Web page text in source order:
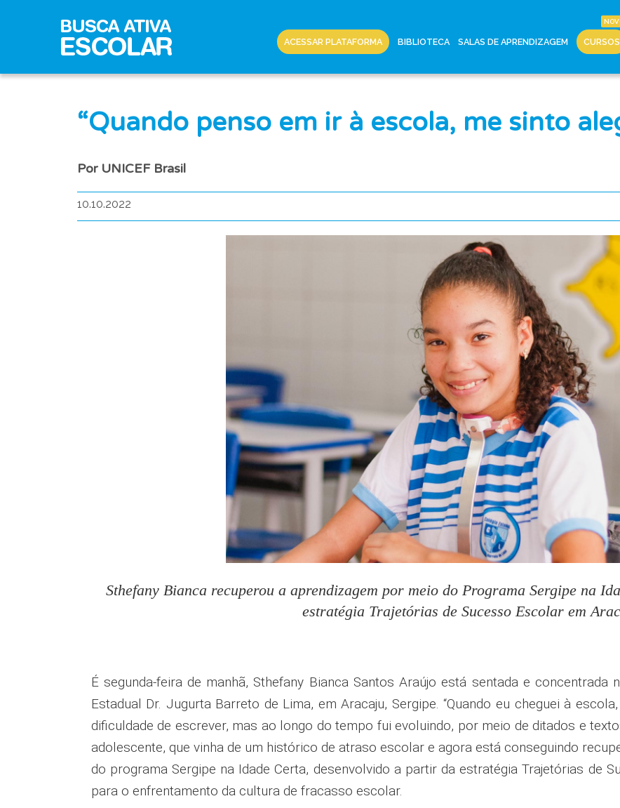
ACESSAR PLATAFORMA BIBLIOTECA SALAS DE APRENDIZAGEM CURSOS
“Quando penso em ir à escola, me sinto
Por UNICEF Brasil
10.10.2022
Sthefany Bianca recuperou a aprendizagem por meio do Programa Sergipe na
estratégia Trajetórias de Sucesso Escolar em
É segunda-feira de manhã, Sthefany Bianca Santos Araújo está sentada e
Estadual Dr. Jugurta Barreto de Lima, em Aracaju, Sergipe. “Quando eu cheguei à
dificuldade de escrever, mas ao longo do tempo fui evoluindo, por meio de ditados e
adolescente, que vinha de um histórico de atraso escolar e agora está conseguindo
do programa Sergipe na Idade Certa, desenvolvido a partir da estratégia Trajetórias de
para o enfrentamento da cultura de fracasso escolar.